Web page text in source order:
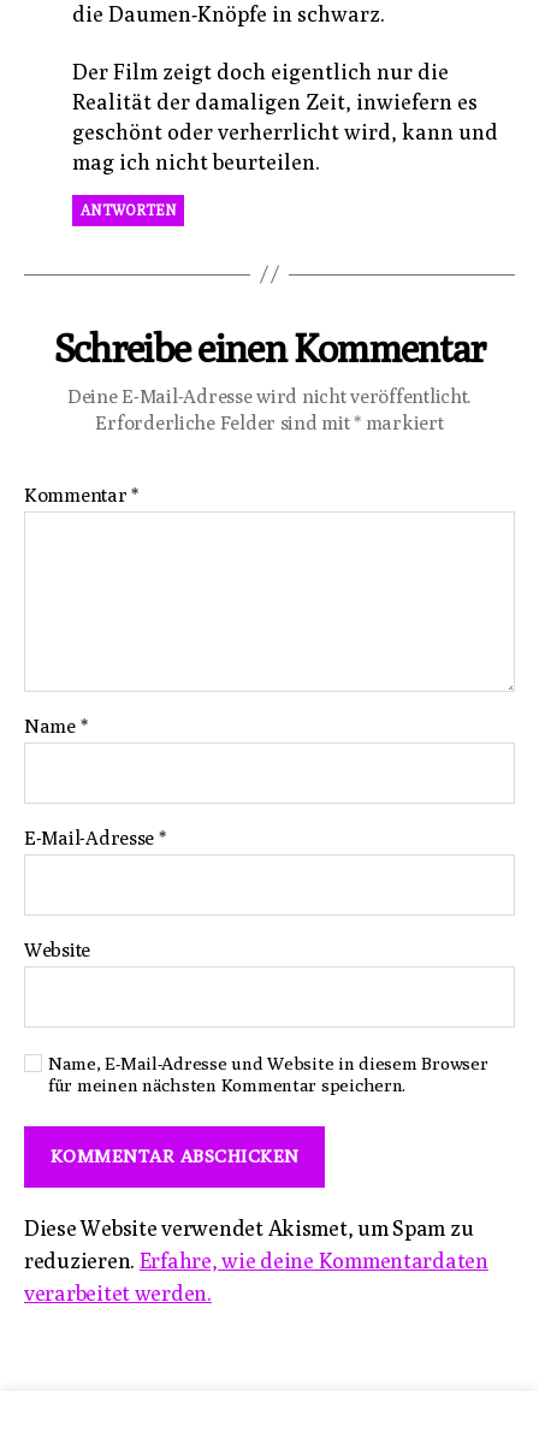
die Daumen-Knöpfe in schwarz.
Der Film zeigt doch eigentlich nur die
Realität der damaligen Zeit, inwiefern es
geschönt oder verherrlicht wird, kann und
mag ich nicht beurteilen.
ANTWORTEN
Schreibe einen Kommentar
Deine E-Mail-Adresse wird nicht veröffentlicht.
Erforderliche Felder sind mit* markiert
Kommentar*
Name *
E-Mail-Adresse *
Website
Name, E-Mail-Adresse und Website in diesem Browser
für meinen nächsten Kommentar speichern.
Diese Website verwendet Akismet, um Spam zu
reduzieren. Erfahre, wie deine Kommentardaten
verarbeitet werden.